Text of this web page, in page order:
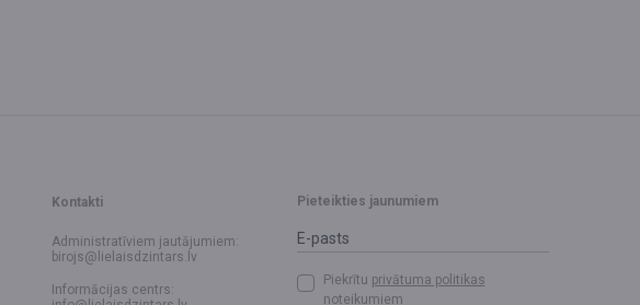
Kontakti
Administratīviem jautājumiem:
birojs@lielaisdzintars.lv
Informācijas centrs:
Pieteikties jaunumiem
Piekrītu privātuma politikas
noteikumiem